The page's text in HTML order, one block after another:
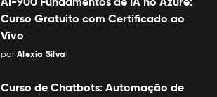
Curso Gratuito com Certificado ao
Vivo
Posted
por Alexia Silva
Curso de Chatbots: Automação de